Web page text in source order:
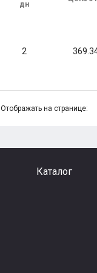
дн
2
Отображать на странице:
Каталог